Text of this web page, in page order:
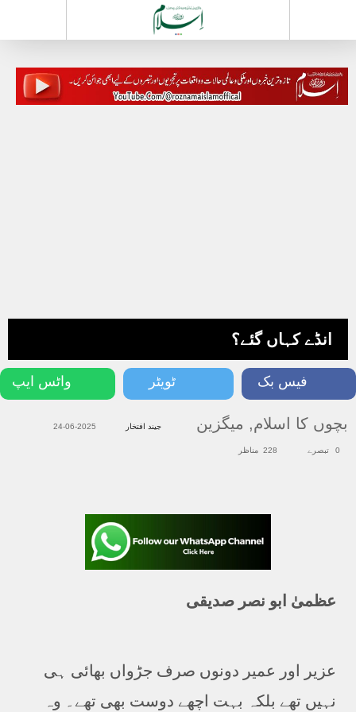
انڈے کہاں گئے؟
فیس بک ٹویٹر واٹس ایپ
بچوں کا اسلام ,میگزین جیند افتخار 2025-06-24 0 تبصرے 228 مناظر
نہیں تھے بلکہ بہت اچھے دوست بھی تھے۔ وہ